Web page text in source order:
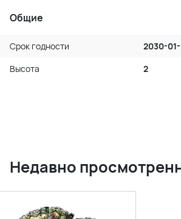
Общие
Срок годности
2030-01-
Высота
2
Недавно